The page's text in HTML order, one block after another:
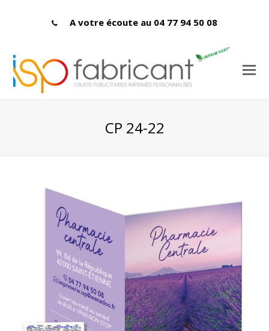
A votre écoute au 04 77 94 50 08
CP 24-22